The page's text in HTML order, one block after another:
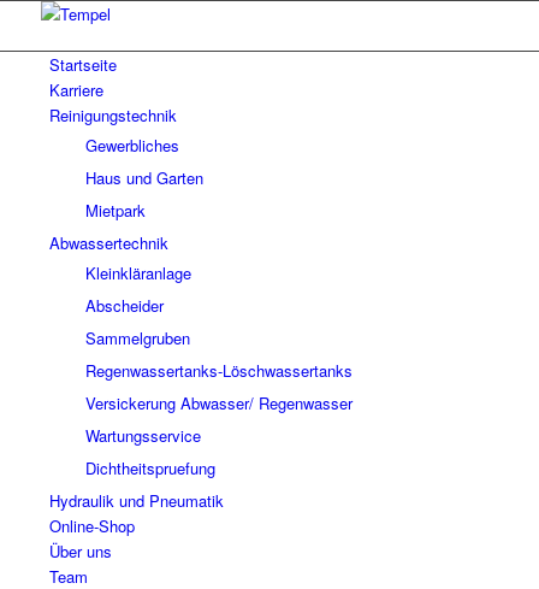
Startseite
Karriere
Reinigungstechnik
Gewerbliches
Haus und Garten
Mietpark
Abwassertechnik
Kleinkläranlage
Abscheider
Sammelgruben
Regenwassertanks-Löschwassertanks
Versickerung Abwasser/ Regenwasser
Wartungsservice
Dichtheitspruefung
Hydraulik und Pneumatik
Online-Shop
Über uns
Team